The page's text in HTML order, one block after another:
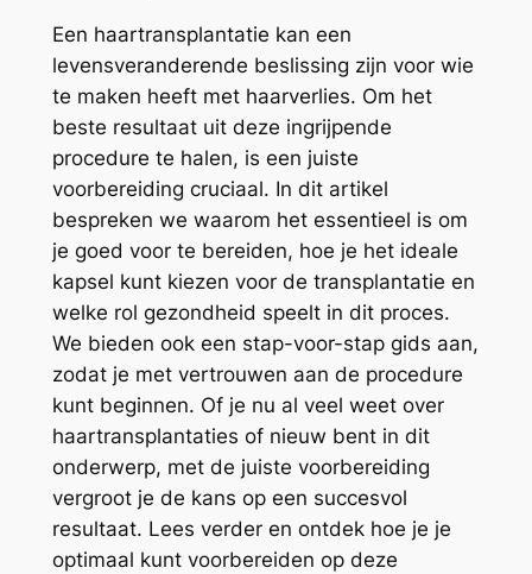
Een haartransplantatie kan een
levensveranderende beslissing zijn voor wie
te maken heeft met haarverlies. Om het
beste resultaat uit deze ingrijpende
procedure te halen, is een juiste
voorbereiding cruciaal. In dit artikel
bespreken we waarom het essentieel is om
je goed voor te bereiden, hoe je het ideale
kapsel kunt kiezen voor de transplantatie en
welke rol gezondheid speelt in dit proces.
We bieden ook een stap-voor-stap gids aan,
zodat je met vertrouwen aan de procedure
kunt beginnen. Of je nu al veel weet over
haartransplantaties of nieuw bent in dit
onderwerp, met de juiste voorbereiding
vergroot je de kans op een succesvol
resultaat. Lees verder en ontdek hoe je je
optimaal kunt voorbereiden op deze